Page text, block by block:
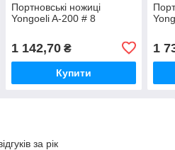
Портновські ножиці
Yongoeli A-200 # 8
1 142,70₴
Купити
1
за рік